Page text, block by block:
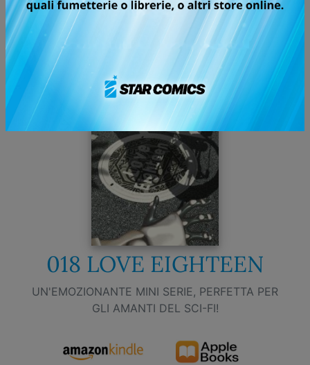
digitale preferito e clicca sullo store in cui effettuare
l'acquisto.
Buona lettura!
018 LOVE EIGHTEEN
UN'EMOZIONANTE MINI SERIE, PERFETTA PER
GLI AMANTI DEL SCI-FI!